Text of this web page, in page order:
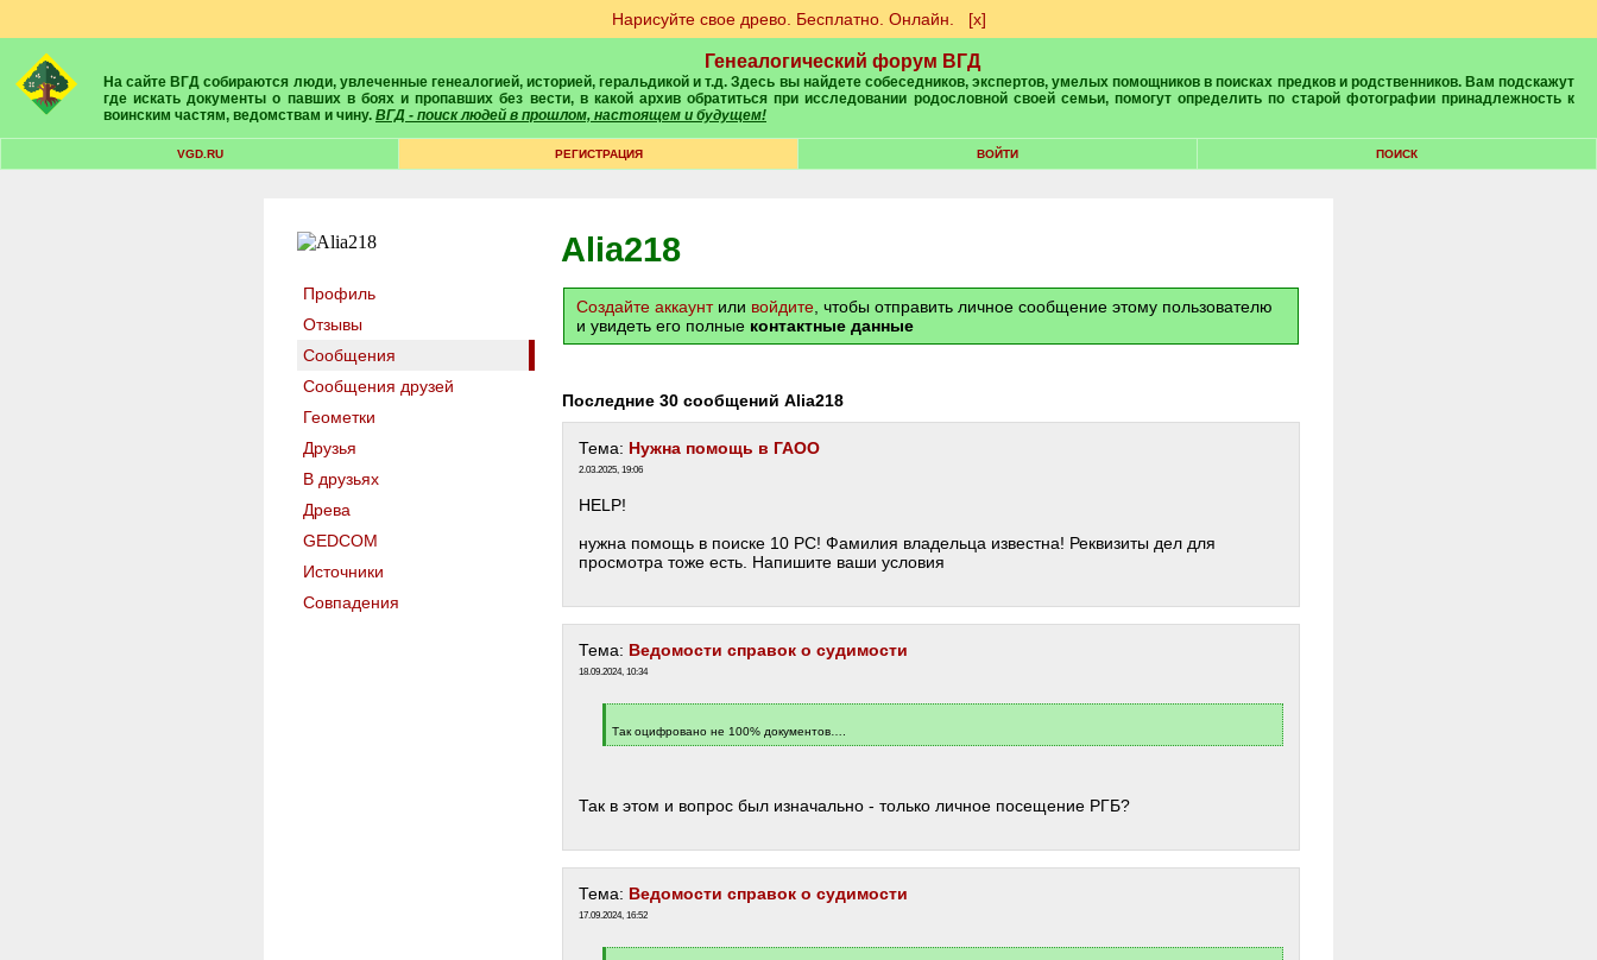
Нарисуйте свое древо. Бесплатно. Онлайн. [х]
Генеалогический форум ВГД
На сайте ВГД собираются люди, увлеченные генеалогией, историей, геральдикой и т.д. Здесь вы найдете собеседников, экспертов, умелых помощников в поисках предков и родственников. Вам подскажут
где искать документы о павших в боях и пропавших без вести, в какой архив обратиться при исследовании родословной своей семьи, помогут определить по старой фотографии принадлежность к
воинским частям, ведомствам и чину. ВГД - поиск людей в прошлом, настоящем и будущем!
VGD.RU РЕГИСТРАЦИЯ ВОЙТИ ПОИСК
Профиль
Отзывы
Сообщения
Сообщения друзей
Геометки
Друзья
В друзьях
Древа
GEDCOM
Источники
Совпадения
Alia218
Создайте аккаунтили войдите , чтобы отправить личное сообщение этому пользователю
и увидеть его полные контактные данные
Последние 30 сообщений Alia218
Тема: Нужна помощь в ГАОО
2.03.2025, 19:06
HELP!
нужна помощь в поиске 10 РС! Фамилия владельца известна! Реквизиты дел для
просмотра тоже есть. Напишите ваши условия
Тема: Ведомости справок о судимости
18.09.2024, 10:34
q
]
Так оцифровано не 100% документов….
[
Так в этом и вопрос был изначально - только личное посещение РГБ?
Тема: Ведомости справок о судимости
17.09.2024, 16:52